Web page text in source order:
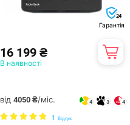
24
Гарантія
16 199 ₴
В наявності
від 4050 ₴/міс. 4 3 4
1 Відгук